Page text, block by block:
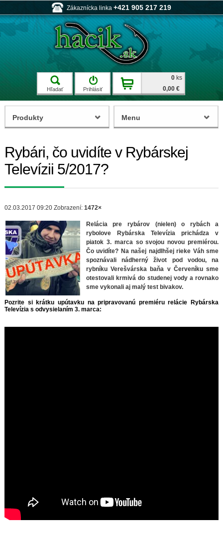
Zákaznícka linka +421 905 217 219
Hľadať Prihlásiť
0 ks
0,00 €
Rybári, čo uvidíte v Rybárskej
Televízii 5/2017?
02.03.2017 09:20 Zobrazení: 1472×
Relácia pre rybárov (nielen) o rybách a
rybolove Rybárska Televízia prichádza v
piatok 3. marca so svojou novou premiérou.
Čo uvidíte? Na našej najdlhšej rieke Váh sme
spoznávali nádherný život pod vodou, na
rybníku Verešvárska baňa v Červeníku sme
otestovali krmivá do studenej vody a rovnako
sme vykonali aj malý test bivakov.
Pozrite si krátku upútavku na pripravovanú premiéru relácie Rybárska
Televízia s odvysielaním 3. marca:
Produkty Menu